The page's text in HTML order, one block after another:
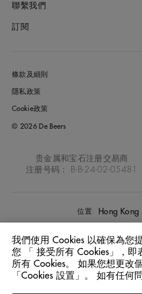
聯繫我們
訂閱
條款及細則
隱私政策
Cookie政策
© 2026 De Beers
贵金属和宝石注册交易商
注册号码： B-B-24-02-05481
位置: Hong Kong
語言: 中文
我們使用 Cookies 以確保為您
您 「 接受所有 Cookies」，即
所有 Cookies。 如果您想更改
「Cookies 設置」。 如有任何